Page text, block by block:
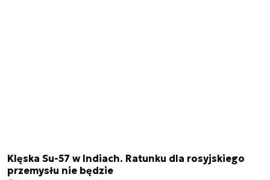
Klęska Su-57 w Indiach. Ratunku dla rosyjskiego
przemysłu nie będzie